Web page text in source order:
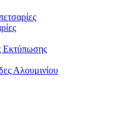
Εκτύπωσης
Αλουμινίου